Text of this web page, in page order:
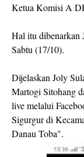
Ketua Komisi A
Hal itu dibenarkan
Sabtu (17/10).
Dijelaskan Joly
Martogi Sitohang
live melalui
Sigurgur di
Danau Toba".